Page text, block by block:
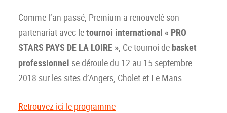
Comme l’an passé, Premium a renouvelé son
partenariat avec letournoi international « PRO
STARS PAYS DE LA LOIRE » , Ce tournoi de basket
professionnel se déroule du 12 au 15 septembre
2018 sur les sites d’Angers, Cholet et Le Mans.
Retrouvez ici le programme